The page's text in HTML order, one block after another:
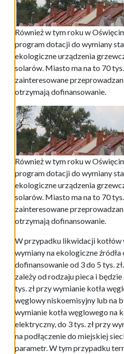
Również w tym roku w
program dotacji do wymiany
ekologiczne urządzenia
solarów. Miasto ma na to 70
zainteresowane
otrzymają dofinansowanie.
Również w tym roku w
program dotacji do wymiany
ekologiczne urządzenia
solarów. Miasto ma na to 70
zainteresowane
otrzymają dofinansowanie.
W przypadku likwidacji kotłów
wymiany na ekologiczne źródła
dofinansowanie od 3 do 5 tys.
zależy od rodzaju pieca i
tys. zł przy wymianie kotła
węglowy niskoemisyjny lub na
wymianie kotła węglowego na
elektryczny, do 3 tys. zł przy
na podłączenie do miejskiej
parametr. W tym przypadku